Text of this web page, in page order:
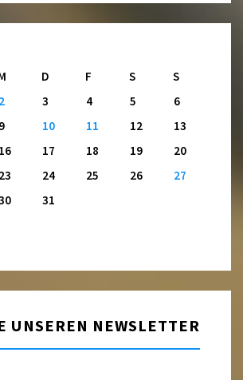
D F S
S
2 3 4 5
6
9 10 11 12
13
16 17 18 19
20
23 24 25 26
27
31
UNSEREN NEWSLETTER